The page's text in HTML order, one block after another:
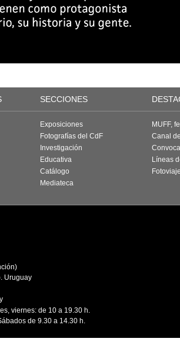
SECCIONES
Exposiciones
Fotografías del CdF
Investigación
Educativa
Catálogo
Mediateca
MUFF,
Canal
Líneas
Uruguay
viernes: de 10 a 19.30 h.
de 9.30 a 14.30 h.